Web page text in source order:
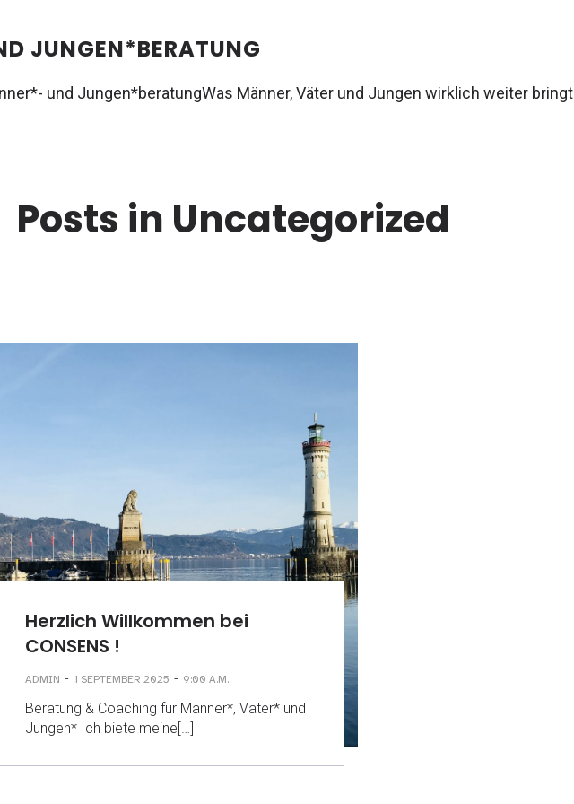
JUNGEN*BERATUNG
und Jungen*beratungWas Männer, Väter und Jungen wirklich weiter bringt
Posts in Uncategorized
Herzlich Willkommen bei
CONSENS !
ADMIN - 1 SEPTEMBER 2025 - 9:00 A.M.
Beratung & Coaching für Männer*, Väter* und
Jungen* Ich biete meine[…]